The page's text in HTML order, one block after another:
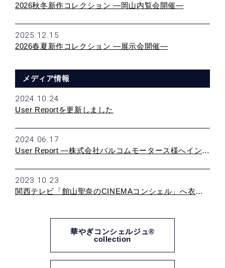
2026秋冬新作コレクション ―岡山内覧会開催―
2025.12.15
2026春夏新作コレクション ―展示会開催―
メディア情報
2024.10.24
User Reportを更新しました
2024.06.17
User Report ―株式会社バルコムモータース様へインタビュー―
2023.10.23
関西テレビ「館山聖奈のCINEMAコンシェル」へ衣装提供致しました！
華やぎコンシェルジュ®︎
collection